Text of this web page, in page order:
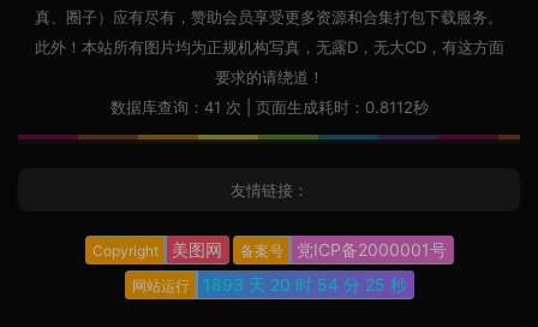
真、圈子）应有尽有，赞助会员享受更多资源和合集打包下载服务。
此外！本站所有图片均为正规机构写真，无露D，无大CD，有这方面
要求的请绕道！
数据库查询：41 次 | 页面生成耗时：0.8112秒
友情链接：
Copyright 美图网 备案号 党ICP备2000001号
网站运行 1893 天 20 时 54 分 26 秒